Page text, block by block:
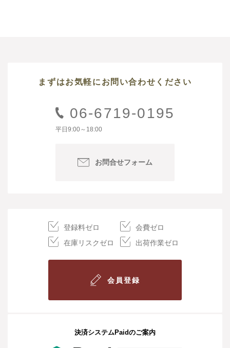
まずはお気軽にお問い合わせください
06-6719-0195
平日9:00～18:00
お問合せフォーム
登録料ゼロ
会費ゼロ
在庫リスクゼロ
出荷作業ゼロ
会員登録
決済システムPaidのご案内